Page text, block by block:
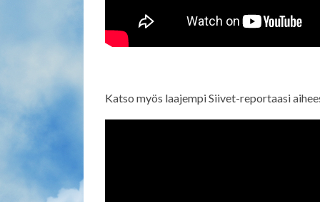
Katso myös laajempi Siivet-reportaasi